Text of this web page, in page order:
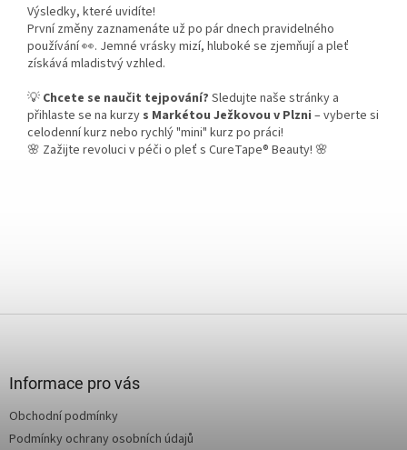
Výsledky, které uvidíte!
První změny zaznamenáte už po pár dnech pravidelného
používání 👀. Jemné vrásky mizí, hluboké se zjemňují a pleť
získává mladistvý vzhled.
💡 Chcete se naučit tejpování? Sledujte naše stránky a
přihlaste se na kurzy s Markétou Ježkovou v Plzni – vyberte si
celodenní kurz nebo rychlý "mini" kurz po práci!
🌸 Zažijte revoluci v péči o pleť s CureTape® Beauty! 🌸
Informace pro vás
Obchodní podmínky
Podmínky ochrany osobních údajů